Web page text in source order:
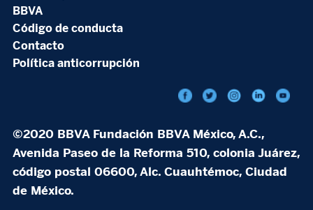
BBVA
Código de conducta
Contacto
Política anticorrupción
©2020 BBVA Fundación BBVA México, A.C.,
Avenida Paseo de la Reforma 510, colonia Juárez,
código postal 06600, Alc. Cuauhtémoc, Ciudad
de México.